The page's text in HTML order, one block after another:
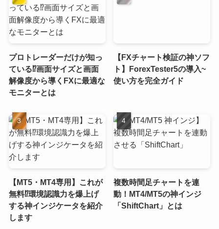
プロトレーダーだけが知っ
ている⁉画面サイズと画面
解像度から導くFXに最適な
モニターとは
【FXチャート検証の神ソフ
ト】ForexTester5の導入~
使い方を完全ガイド
【MT5・MT4専用】これが
無料⁉環境認識力を爆上げ
する神インジケータを紹介
します
複数時間足チャートを連
動！MT4/MT5の神インジ
「ShiftChart」とは